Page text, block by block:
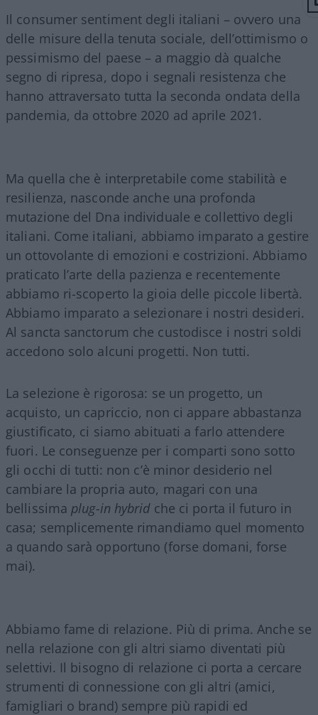
Il consumer sentiment degli italiani – ovvero una
delle misure della tenuta sociale, dell’ottimismo o
pessimismo del paese – a maggio dà qualche
segno di ripresa, dopo i segnali resistenza che
hanno attraversato tutta la seconda ondata della
pandemia, da ottobre 2020 ad aprile 2021.
Ma quella che è interpretabile come stabilità e
resilienza, nasconde anche una profonda
mutazione del Dna individuale e collettivo degli
italiani. Come italiani, abbiamo imparato a gestire
un ottovolante di emozioni e costrizioni. Abbiamo
praticato l’arte della pazienza e recentemente
abbiamo ri-scoperto la gioia delle piccole libertà.
Abbiamo imparato a selezionare i nostri desideri.
Al sancta sanctorum che custodisce i nostri soldi
accedono solo alcuni progetti. Non tutti.
La selezione è rigorosa: se un progetto, un
acquisto, un capriccio, non ci appare abbastanza
giustificato, ci siamo abituati a farlo attendere
fuori. Le conseguenze per i comparti sono sotto
gli occhi di tutti: non c’è minor desiderio nel
cambiare la propria auto, magari con una
bellissima plug-in hybridche ci porta il futuro in
casa; semplicemente rimandiamo quel momento
a quando sarà opportuno (forse domani, forse
mai).
Abbiamo fame di relazione. Più di prima. Anche se
nella relazione con gli altri siamo diventati più
selettivi. Il bisogno di relazione ci porta a cercare
strumenti di connessione con gli altri (amici,
famigliari o brand) sempre più rapidi ed